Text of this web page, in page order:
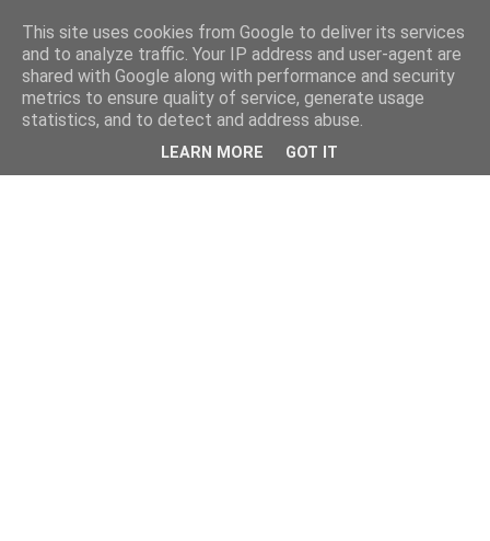
This site uses cookies from Google to deliver its services
and to analyze traffic. Your IP address and user-agent are
shared with Google along with performance and security
metrics to ensure quality of service, generate usage
statistics, and to detect and address abuse.
LEARN MORE GOT IT